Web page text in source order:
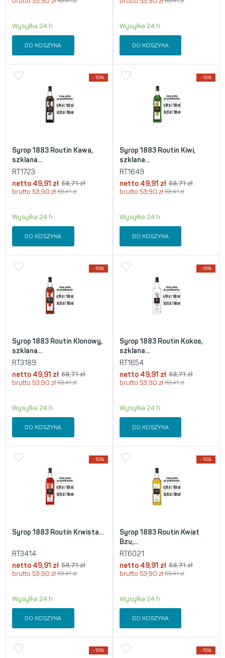
Wysyłka 24 h
DO KOSZYKA
Wysyłka 24 h
DO KOSZYKA
-15%
Syrop 1883 Routin Kawa,
szklana...
RT1723
netto 49,91 zł 58,71zł
brutto 53,90 zł 63,41zł
Wysyłka 24 h
DO KOSZYKA
-15%
Syrop 1883 Routin Kiwi,
szklana...
RT1649
netto 49,91 zł 58,71zł
brutto 53,90 zł 63,41zł
Wysyłka 24 h
DO KOSZYKA
-15%
Syrop 1883 Routin Klonowy,
szklana...
RT3189
netto 49,91 zł 58,71zł
brutto 53,90 zł 63,41zł
Wysyłka 24 h
DO KOSZYKA
-15%
Syrop 1883 Routin Kokos,
szklana...
RT1654
netto 49,91 zł 58,71zł
brutto 53,90 zł 63,41zł
Wysyłka 24 h
DO KOSZYKA
-15%
Syrop 1883 Routin Krwista...
RT3414
netto 49,91 zł 58,71zł
brutto 53,90 zł 63,41zł
Wysyłka 24 h
DO KOSZYKA
-15%
Syrop 1883 Routin Kwiat
Bzu,...
RT6021
netto 49,91 zł 58,71zł
brutto 53,90 zł 63,41zł
Wysyłka 24 h
DO KOSZYKA
-15% -15%